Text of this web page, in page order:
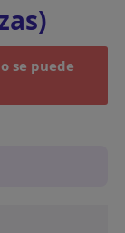
se puede